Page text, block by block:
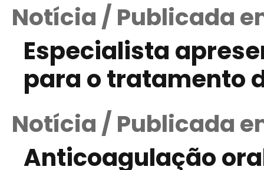
Notícia / Publicada
Especialista
para o tratamento
Notícia / Publicada
Anticoagulação